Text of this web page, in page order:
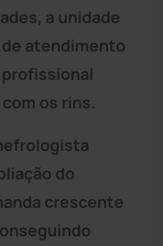
a unidade
atendimento
os rins.
do
crescente